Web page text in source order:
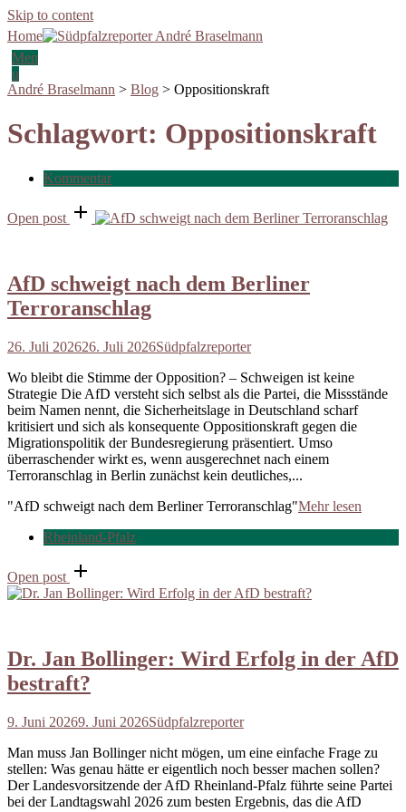
Skip to content
Home
Men
u
André Braselmann > Blog > Oppositionskraft
Schlagwort: Oppositionskraft
Kommentar
Open post
AfD schweigt nach dem Berliner
Terroranschlag
26. Juli 202626. Juli 2026Südpfalzreporter
Wo bleibt die Stimme der Opposition? – Schweigen ist keine
Strategie Die AfD versteht sich selbst als die Partei, die Missstände
beim Namen nennt, die Sicherheitslage in Deutschland scharf
kritisiert und sich als konsequente Oppositionskraft gegen die
Migrationspolitik der Bundesregierung präsentiert. Umso
überraschender wirkt es, wenn ausgerechnet nach einem
Terroranschlag in Berlin zunächst kein deutliches,...
"AfD schweigt nach dem Berliner Terroranschlag"Mehr lesen
Rheinland-Pfalz
Open post
Dr. Jan Bollinger: Wird Erfolg in der AfD
bestraft?
9. Juni 20269. Juni 2026Südpfalzreporter
Man muss Jan Bollinger nicht mögen, um eine einfache Frage zu
stellen: Was genau hätte er eigentlich noch besser machen sollen?
Der Landesvorsitzende der AfD Rheinland-Pfalz führte seine Partei
bei der Landtagswahl 2026 zum besten Ergebnis, das die AfD